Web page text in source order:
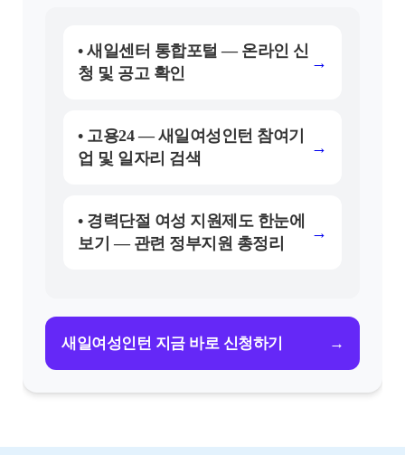
• 새일센터 통합포털 — 온라인 신
청 및 공고 확인
→
• 고용24 — 새일여성인턴 참여기
업 및 일자리 검색
→
• 경력단절 여성 지원제도 한눈에
보기 — 관련 정부지원 총정리
→
새일여성인턴 지금 바로 신청하기 →